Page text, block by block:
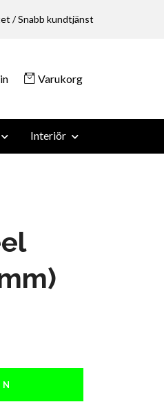
/ Snabb kundtjänst
Varukorg
Interiör